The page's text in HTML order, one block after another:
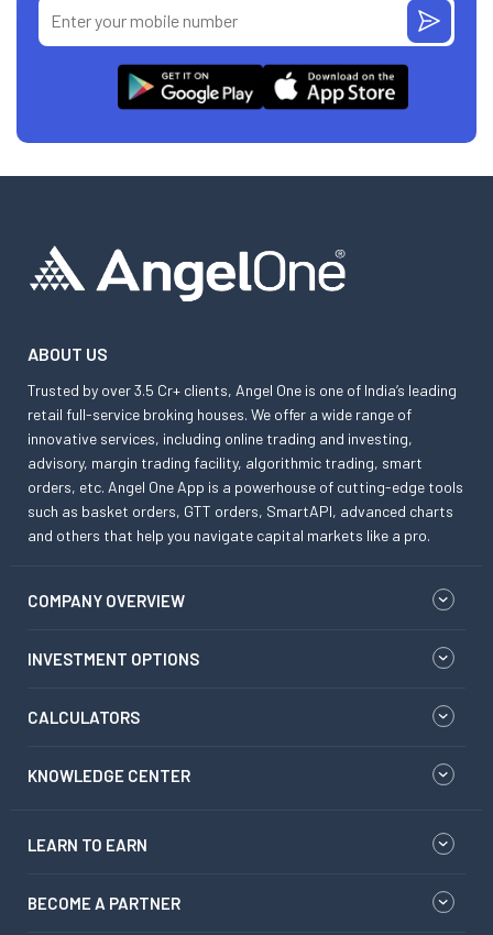
ABOUT US
Trusted by over 3.5 Cr+ clients, Angel One is one of India’s leading
retail full-service broking houses. We offer a wide range of
innovative services, including online trading and investing,
advisory, margin trading facility, algorithmic trading, smart
orders, etc. Angel One App is a powerhouse of cutting-edge tools
such as basket orders, GTT orders, SmartAPI, advanced charts
and others that help you navigate capital markets like a pro.
COMPANY OVERVIEW
INVESTMENT OPTIONS
CALCULATORS
KNOWLEDGE CENTER
LEARN TO EARN
BECOME A PARTNER